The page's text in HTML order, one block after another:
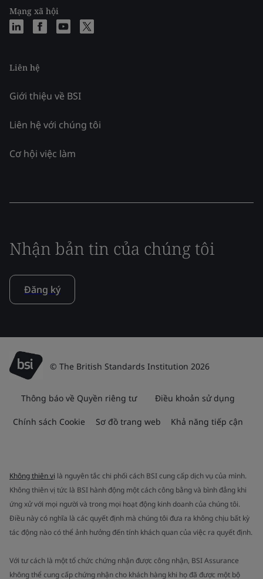
Mạng xã hội
Liên hệ
Giới thiệu về BSI
Liên hệ với chúng tôi
Cơ hội việc làm
Nhận bản tin của chúng tôi
Đăng ký
© The British Standards Institution 2026
Thông báo về Quyền riêng tư Điều khoản sử dụng
Chính sách Cookie Sơ đồ trang web Khả năng tiếp cận
Không thiên vị là nguyên tắc chi phối cách BSI cung cấp dịch vụ của mình.
Không thiên vị tức là BSI hành động một cách công bằng và bình đẳng khi
ứng xử với mọi người và trong mọi hoạt động kinh doanh của chúng tôi.
Điều này có nghĩa là các quyết định mà chúng tôi đưa ra không chịu bất kỳ
tác động nào có thể ảnh hưởng đến tính khách quan của việc ra quyết định.
Với tư cách là một tổ chức chứng nhận được công nhận, BSI Assurance
không thể cung cấp chứng nhận cho khách hàng khi họ đã được một bộ